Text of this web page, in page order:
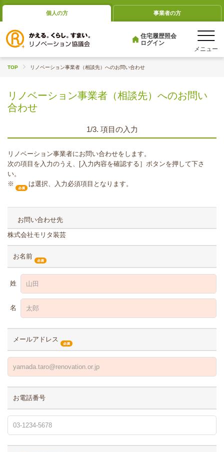
個人の方 事業者の方
住宅履歴照会
ログイン
TOP リノベーション事業者（相談先）へのお問い合わせ
リノベーション事業者（相談先）へのお問い
合わせ
1/3. 項目の入力
リノベーション事業者にお問い合わせをします。
次の項目を入力のうえ、[入力内容を確認する］ボタンを押して下さ
い。
※
は選択、入力必須項目となります。
お問い合わせ先
株式会社モリタ装芸
お名前
姓
名
メールアドレス
お電話番号